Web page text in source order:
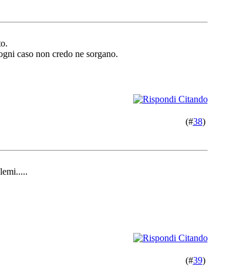
caso non credo ne sorgano.
(#38)
(#39)